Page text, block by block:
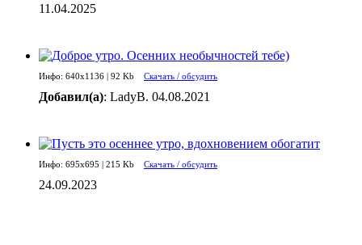
11.04.2025
Инфо: 640х1136 | 92 Kb Скачать / обсудить
Добавил(а): LadyB. 04.08.2021
Инфо: 695х695 | 215 Kb Скачать / обсудить
24.09.2023